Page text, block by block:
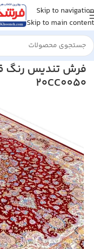
Skip to navigation
Skip to main content
خانه/فرش ماشینی/فرش 1500 شانه
20CC0050